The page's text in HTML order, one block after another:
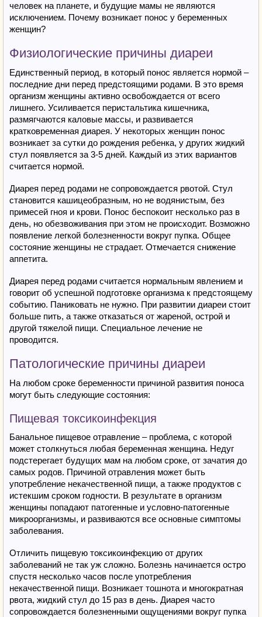
человек на планете, и будущие мамы не являются
исключением. Почему возникает понос у беременных
женщин?
Физиологические причины диареи
Единственный период, в который понос является нормой –
последние дни перед предстоящими родами. В это время
организм женщины активно освобождается от всего
лишнего. Усиливается перистальтика кишечника,
размягчаются каловые массы, и развивается
кратковременная диарея. У некоторых женщин понос
возникает за сутки до рождения ребенка, у других жидкий
стул появляется за 3-5 дней. Каждый из этих вариантов
считается нормой.
Диарея перед родами не сопровождается рвотой. Стул
становится кашицеобразным, но не водянистым, без
примесей гноя и крови. Понос беспокоит несколько раз в
день, но обезвоживания при этом не происходит. Возможно
появление легкой болезненности вокруг пупка. Общее
состояние женщины не страдает. Отмечается снижение
аппетита.
Диарея перед родами считается нормальным явлением и
говорит об успешной подготовке организма к предстоящему
событию. Паниковать не нужно. При развитии диареи стоит
больше пить, а также отказаться от жареной, острой и
другой тяжелой пищи. Специальное лечение не
проводится.
Патологические причины диареи
На любом сроке беременности причиной развития поноса
могут быть следующие состояния:
Пищевая токсикоинфекция
Банальное пищевое отравление – проблема, с которой
может столкнуться любая беременная женщина. Недуг
подстерегает будущих мам на любом сроке, от зачатия до
самых родов. Причиной отравления может быть
употребление некачественной пищи, а также продуктов с
истекшим сроком годности. В результате в организм
женщины попадают патогенные и условно-патогенные
микроорганизмы, и развиваются все основные симптомы
заболевания.
Отличить пищевую токсикоинфекцию от других
заболеваний не так уж сложно. Болезнь начинается остро
спустя несколько часов после употребления
некачественной пищи. Возникает тошнота и многократная
рвота, жидкий стул до 15 раз в день. Диарея часто
сопровождается болезненными ощущениями вокруг пупка